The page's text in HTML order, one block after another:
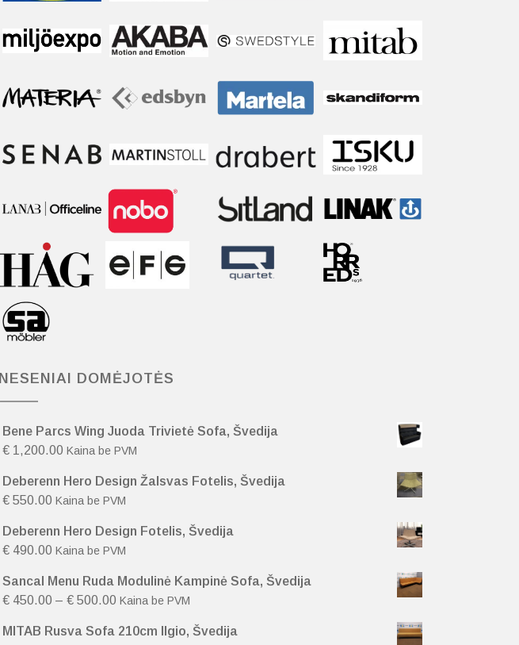
NESENIAI DOMĖJOTĖS
Bene Parcs Wing Juoda Trivietė Sofa, Švedija
€ 1,200.00 Kaina be PVM
Deberenn Hero Design Žalsvas Fotelis, Švedija
€ 550.00 Kaina be PVM
Deberenn Hero Design Fotelis, Švedija
€ 490.00 Kaina be PVM
Sancal Menu Ruda Modulinė Kampinė Sofa, Švedija
€ 450.00 – € 500.00 Kaina be PVM
MITAB Rusva Sofa 210cm Ilgio, Švedija